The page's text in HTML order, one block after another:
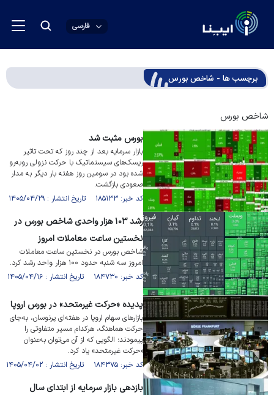
فارسی
برچسب ها - شاخص بورس
شاخص بورس
بورس مثبت شد
بازار سرمایه بعد از چند روز که تحت تاثیر
ریسک‌های سیستماتیک با حرکت نزولی رو‌به‌رو
شده بود در سومین روز هفته بار دیگر به مدار
صعودی بازگشت.
کد خبر: ۱۸۵۱۳۳ تاریخ انتشار : ۱۴۰۵/۰۴/۲۹
رشد ۱۰۳ هزار واحدی شاخص بورس در
نخستین ساعت معاملات امروز
شاخص بورس در نخستین ساعت معاملات
امروز سه شنبه حدود ۱۰۰ هزار واحد رشد کرد.
کد خبر: ۱۸۴۷۳۰ تاریخ انتشار : ۱۴۰۵/۰۴/۱۶
پدیده «حرکت غیرمتحد» در بورس اروپا
بازار‌های سهام اروپا در هفته‌ای پرنوسان، به‌جای
حرکت هماهنگ، هرکدام مسیر متفاوتی را
پیمودند؛ الگویی که از آن می‌توان به‌عنوان
«حرکت غیرمتحد» یاد کرد.
کد خبر: ۱۸۴۳۷۵ تاریخ انتشار : ۱۴۰۵/۰۴/۰۲
بازدهی بازار سرمایه از ابتدای سال